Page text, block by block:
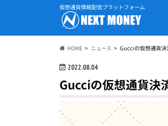
仮想通貨情報配信プラットフォーム
HOME ニュース Gucciの仮想通貨
2022.08.04
Gucciの仮想通貨決